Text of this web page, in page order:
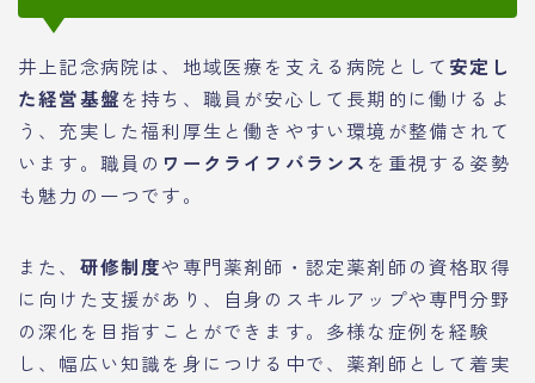
井上記念病院は、地域医療を支える病院として 安定し
た経営基盤を持ち、職員が安心して長期的に働けるよ
う、充実した福利厚生と働きやすい環境が整備されて
います。職員の ワークライフバランス を重視する姿勢
も魅力の一つです。
また、 研修制度や専門薬剤師・認定薬剤師の資格取得
に向けた支援があり、自身のスキルアップや専門分野
の深化を目指すことができます。多様な症例を経験
し、幅広い知識を身につける中で、薬剤師として着実